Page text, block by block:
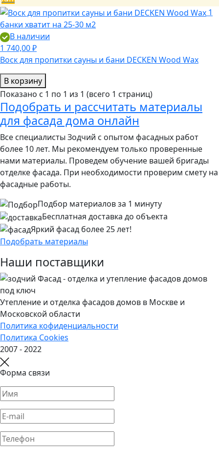
1
банки хватит на 25-30 м2
В наличии
1 740,00 ₽
Воск для пропитки сауны и бани DECKEN Wood Wax
В корзину
Показано с 1 по 1 из 1 (всего 1 страниц)
Подобрать и рассчитать материалы
для фасада дома онлайн
Все специалисты Зодчий с опытом фасадных работ
более 10 лет. Мы рекомендуем только проверенные
нами материалы. Проведем обучение вашей бригады
отделке фасада. При необходимости проверим смету на
фасадные работы.
Подбор материалов за 1 минуту
Бесплатная доставка до объекта
Яркий фасад более 25 лет!
Подобрать материалы
Наши поставщики
Утепление и отделка фасадов домов в Москве и
Московской области
Политика кофиденциальности
Политика Cookies
2007 - 2022
Форма связи